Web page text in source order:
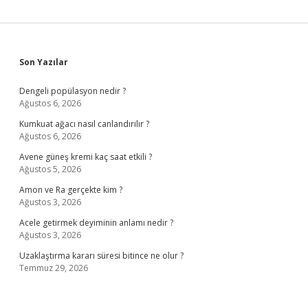
Sidebar
Son Yazılar
Dengeli popülasyon nedir ?
Ağustos 6, 2026
Kumkuat ağacı nasıl canlandırılır ?
Ağustos 6, 2026
Avene güneş kremi kaç saat etkili ?
Ağustos 5, 2026
Amon ve Ra gerçekte kim ?
Ağustos 3, 2026
Acele getirmek deyiminin anlamı nedir ?
Ağustos 3, 2026
Uzaklaştırma kararı süresi bitince ne olur ?
Temmuz 29, 2026